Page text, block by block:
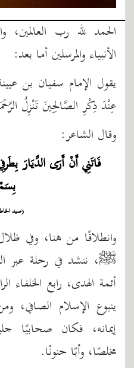
الحمد لله رب العالمين،
الأنبياء والمرسلين أما بعد:
يقول الإمام سفيان بن
عِنْدَ ذِكْرِ الصَّالِحِينَ تَنْزِلُ
وقال الشاعر:
فَاتَنِي أَنْ أَرَى الدِّيَارَ
(صيد
وانطلاقًا من هنا، وفي
ﷺ، ننشد في رحلة عبر
أئمة الهدى، رابع
ينبوع الإسلام الصافي،
إيمانه، فكان صحابيًا
مخلصًا، وأبًا حنونًا.